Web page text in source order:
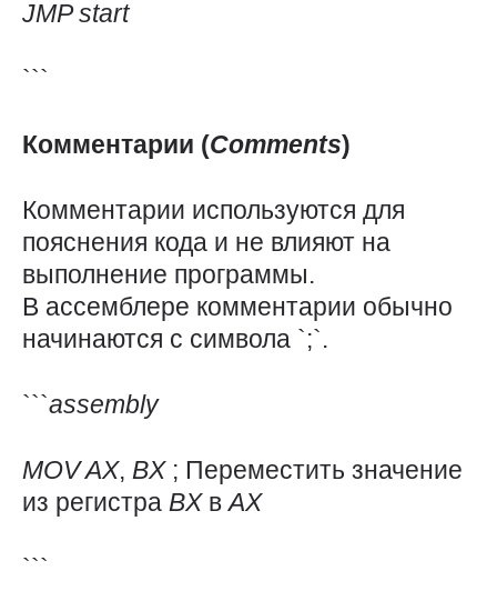
JMPstart
```
Комментарии (Comments)
Комментарии используются для
пояснения кода и не влияют на
выполнение программы.
В ассемблере комментарии обычно
начинаются с символа `;`.
```assembly
MOVAX, BX ; Переместить значение
из регистра BX вAX
```